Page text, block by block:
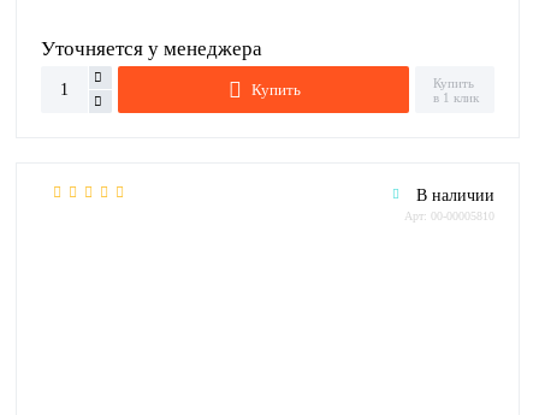
Уточняется у менеджера
Купить
Купить
в 1 клик
В наличии
Арт: 00-00005810